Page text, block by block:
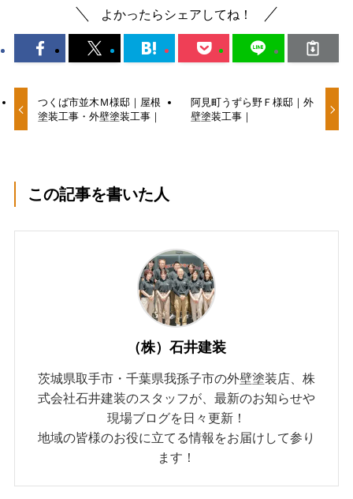
よかったらシェアしてね！
つくば市並木Ｍ様邸｜屋根
塗装工事・外壁塗装工事｜
阿見町うずら野Ｆ様邸｜外
壁塗装工事｜
この記事を書いた人
（株）石井建装
茨城県取手市・千葉県我孫子市の外壁塗装店、株
式会社石井建装のスタッフが、最新のお知らせや
現場ブログを日々更新！
地域の皆様のお役に立てる情報をお届けして参り
ます！